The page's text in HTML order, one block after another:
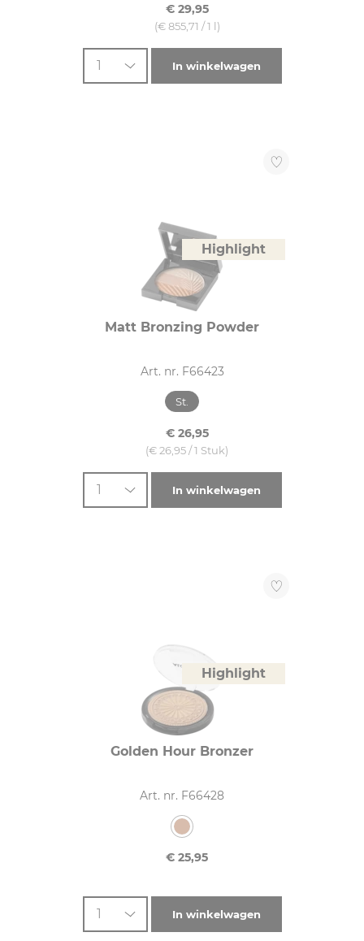
€ 29,95
(€ 855,71 / 1 l)
1 In winkelwagen
Highlight
Matt Bronzing Powder
Art. nr. F66423
St.
€ 26,95
(€ 26,95 / 1 Stuk)
1 In winkelwagen
Highlight
Golden Hour Bronzer
Art. nr. F66428
€ 25,95
1 In winkelwagen